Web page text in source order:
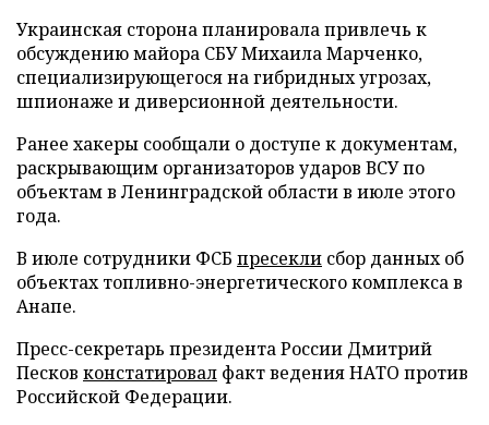
Украинская сторона планировала привлечь к
обсуждению майора СБУ Михаила Марченко,
специализирующегося на гибридных угрозах,
шпионаже и диверсионной деятельности.
Ранее хакеры сообщали о доступе к документам,
раскрывающим организаторов ударов ВСУ по
объектам в Ленинградской области в июле этого
года.
В июле сотрудники ФСБ пресекли сбор данных об
объектах топливно-энергетического комплекса в
Анапе.
Пресс-секретарь президента России Дмитрий
Песков констатировал факт ведения НАТО против
Российской Федерации.